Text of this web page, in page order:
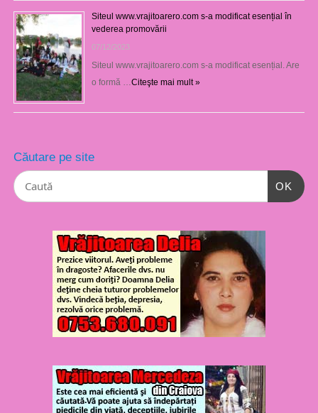
Siteul www.vrajitoarero.com s-a modificat esențial în
vederea promovării
07/12/2023
Siteul www.vrajitoarero.com s-a modificat esențial. Are
o formă … Citeşte mai mult »
Căutare pe site
OK